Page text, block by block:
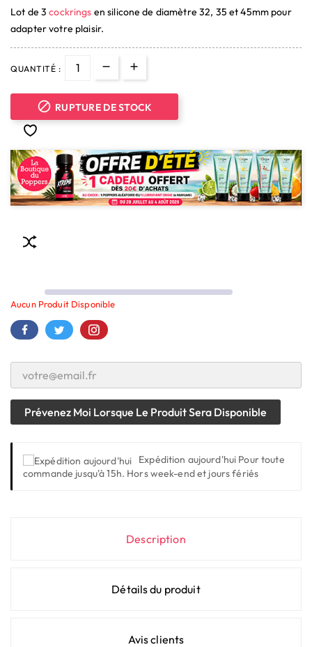
(7 avis)
Lot de 3cockrings en silicone de diamètre 32, 35 et 45mm pour
adapter votre plaisir.
QUANTITÉ :
 RUPTURE DE STOCK
Aucun Produit Disponible
Prévenez Moi Lorsque Le Produit Sera Disponible
Expédition aujourd'hui Pour toute
commande jusqu'à 15h. Hors week-end et jours fériés
Description
Détails du produit
Avis clients